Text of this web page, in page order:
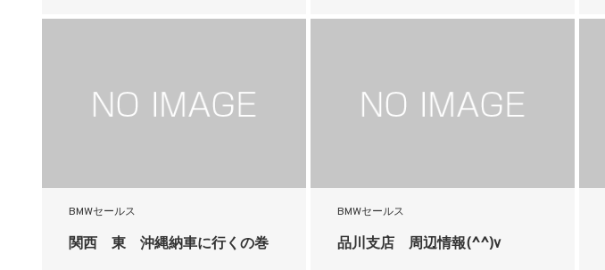
BMWセールス
関西 東 沖縄納車に行くの巻
BMWセールス
品川支店 周辺情報(^^)v